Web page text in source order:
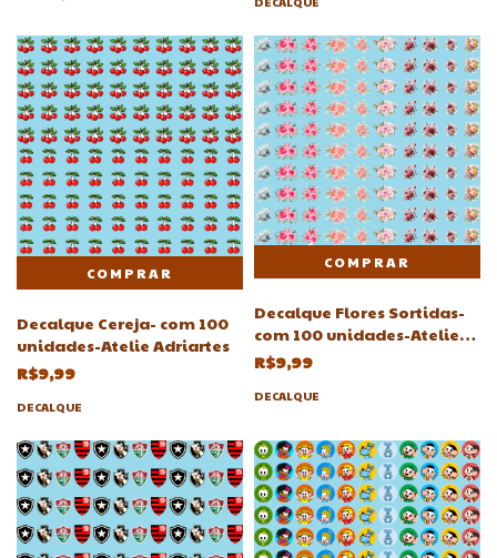
Decalque Cereja- com 100
unidades-Atelie Adriartes
R$9,99
DECALQUE
Decalque Flores Sortidas-
com 100 unidades-Atelie
Adriartes
R$9,99
DECALQUE